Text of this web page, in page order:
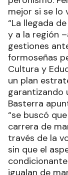
mejor si se lo
“La llegada
y a la región
gestiones
formoseñas
Cultura y
un plan
garantizando
Basterra
“se buscó
carrera de
través de la
sin que el
igualan de